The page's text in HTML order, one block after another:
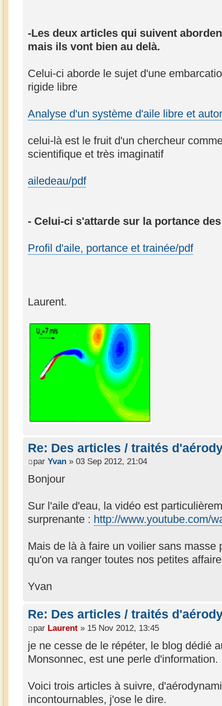
-Les deux articles qui suivent
mais ils vont bien au delà.
Celui-ci aborde le sujet d'une
rigide libre
Analyse d'un système d'aile libre et
celui-là est le fruit d'un chercheur
scientifique et très imaginatif
ailedeau/pdf
- Celui-ci s'attarde sur la portance
Profil d'aile, portance et trainée/pdf
Laurent.
Re: Des articles / traités
par Yvan » 03 Sep 2012, 21:04
Bonjour
Sur l'aile d'eau, la vidéo est
surprenante : http://www.youtube.com/
Mais de là à faire un voilier sans masse
qu'on va ranger toutes nos petites
Yvan
Re: Des articles / traités
par Laurent » 15 Nov 2012, 13:45
je ne cesse de le répéter, le blog dédié
Monsonnec, est une perle d'information.
Voici trois articles à suivre,
incontournables, j'ose le dire.